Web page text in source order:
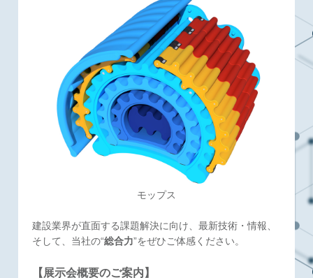
モップス
建設業界が直面する課題解決に向け、最新技術・情報、
そして、当社の“総合力”をぜひご体感ください。
【展示会概要のご案内】